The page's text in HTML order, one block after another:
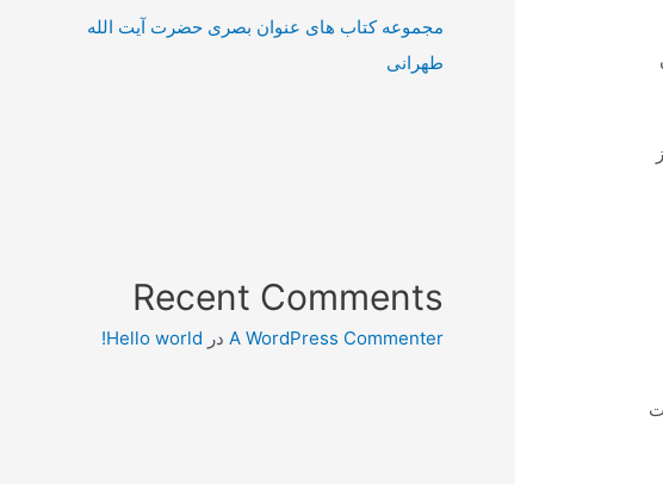
مجموعه کتاب های عنوان بصری حضرت آیت الله
طهرانی
Recent Comments
A WordPress Commenter در Hello world!